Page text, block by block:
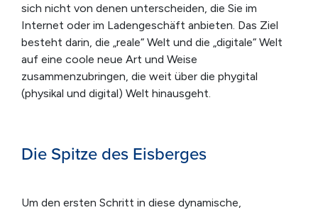
sich nicht von denen unterscheiden, die Sie im
Internet oder im Ladengeschäft anbieten. Das Ziel
besteht darin, die „reale“ Welt und die „digitale“ Welt
auf eine coole neue Art und Weise
zusammenzubringen, die weit über die phygital
(physikal und digital) Welt hinausgeht.
Die Spitze des Eisberges
Um den ersten Schritt in diese dynamische,